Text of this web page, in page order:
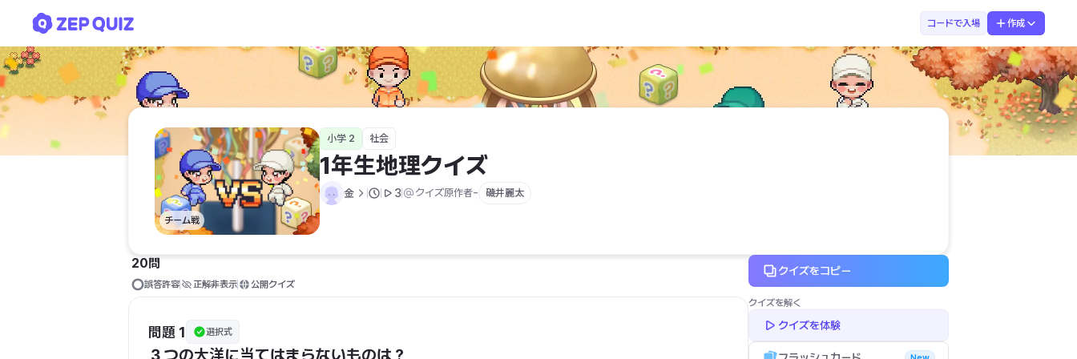
コードで入場 作成
金
チーム戦
小学 2 社会
1年生地理クイズ
金 3 クイズ原作者- 磯井麗太
20問
誤答許容 正解非表示 公開クイズ
問題 1 選択式
３つの大洋に当てはまらないものは？
クイズをコピー
クイズを解く
クイズを体験